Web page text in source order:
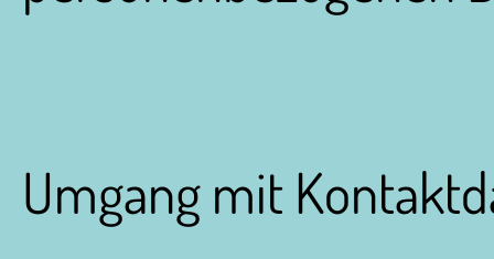
Umgang mit